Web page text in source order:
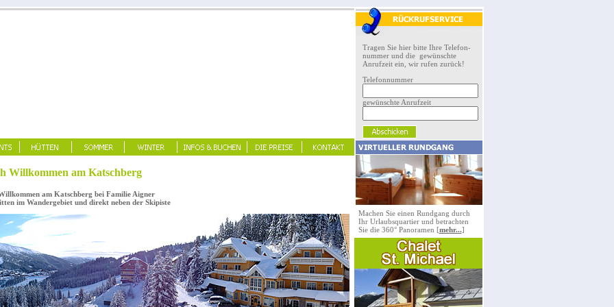
Tragen Sie hier bitte Ihre Telefon-
nummer und die gewünschte
Anrufzeit ein, wir rufen zurück!
Telefonnummer
gewünschte Anrufzeit
Machen Sie einen Rundgang durch
Ihr Urlaubsquartier und betrachten
Sie die 360° Panoramen [mehr...]
Willkommen am Katschberg
am Katschberg bei Familie Aigner
im Wandergebiet und direkt neben der Skipiste